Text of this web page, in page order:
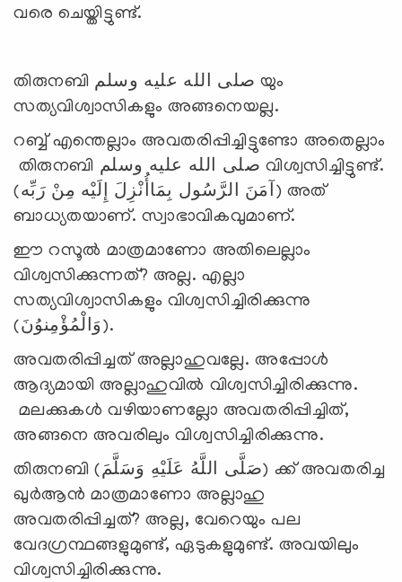
വരെ ചെയ്തിട്ടുണ്ട്.
തിരുനബി صلى الله عليه وسلم യും
സത്യവിശ്വാസികളും അങ്ങനെയല്ല.
റബ്ബ് എന്തെല്ലാം അവതരിപ്പിച്ചിട്ടുണ്ടോ അതെല്ലാം
തിരുനബി صلى الله عليه وسلم വിശ്വസിച്ചിട്ടുണ്ട്.
(آمَنَ الرَّسُول بِمَاأُنْزِلَ إِلَيْه مِنْ رَبِّه) അത്
ബാധ്യതയാണ്. സ്വാഭാവികവുമാണ്.
ഈ റസൂല്‍ മാത്രമാണോ അതിലെല്ലാം
വിശ്വസിക്കുന്നത്? അല്ല. എല്ലാ
സത്യവിശ്വാസികളും വിശ്വസിച്ചിരിക്കുന്നു
(وَالْمُؤْمِنوُنَ).
അവതരിപ്പിച്ചത് അല്ലാഹുവല്ലേ. അപ്പോള്‍
ആദ്യമായി അല്ലാഹുവില്‍ വിശ്വസിച്ചിരിക്കുന്നു.
മലക്കുകള്‍ വഴിയാണല്ലോ അവതരിപ്പിച്ചിത്,
അങ്ങനെ അവരിലും വിശ്വസിച്ചിരിക്കുന്നു.
തിരുനബി (صَلَّى اللَّهُ عَلَيْهِ وَسَلَّمَ) ക്ക് അവതരിച്ച
ഖുര്‍ആന്‍ മാത്രമാണോ അല്ലാഹു
അവതരിപ്പിച്ചത്? അല്ല, വേറെയും പല
വേദഗ്രന്ഥങ്ങളുമുണ്ട്, ഏടുകളുമുണ്ട്. അവയിലും
വിശ്വസിച്ചിരിക്കുന്നു.